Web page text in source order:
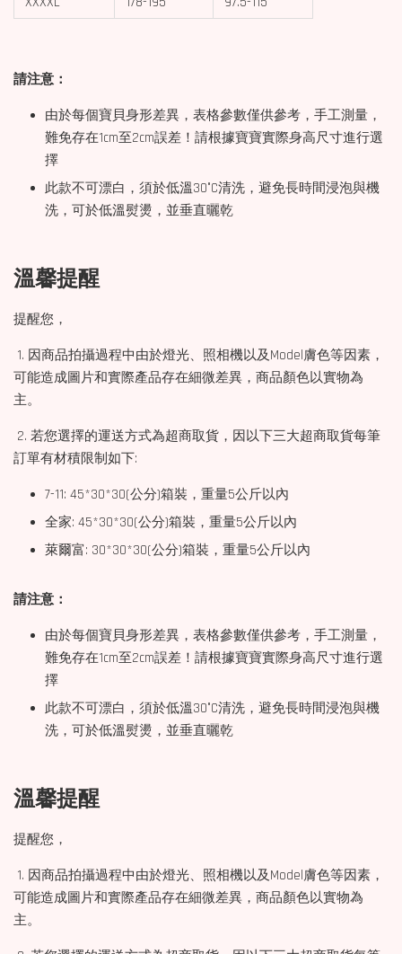
請注意：
由於每個寶貝身形差異，表格參數僅供參考，手工測量，
難免存在1cm至2cm誤差！請根據寶寶實際身高尺寸進行選
擇
此款不可漂白，須於低溫30°C清洗，避免長時間浸泡與機
洗，可於低溫熨燙，並垂直曬乾
溫馨提醒
提醒您，
1. 因商品拍攝過程中由於燈光、照相機以及Model膚色等因素，
可能造成圖片和實際產品存在細微差異，商品顏色以實物為
主。
2. 若您選擇的運送方式為超商取貨，因以下三大超商取貨每筆
訂單有材積限制如下:
7-11: 45*30*30(公分)箱裝，重量5公斤以內
全家: 45*30*30(公分)箱裝，重量5公斤以內
萊爾富: 30*30*30(公分)箱裝，重量5公斤以內
請注意：
由於每個寶貝身形差異，表格參數僅供參考，手工測量，
難免存在1cm至2cm誤差！請根據寶寶實際身高尺寸進行選
擇
此款不可漂白，須於低溫30°C清洗，避免長時間浸泡與機
洗，可於低溫熨燙，並垂直曬乾
溫馨提醒
提醒您，
1. 因商品拍攝過程中由於燈光、照相機以及Model膚色等因素，
可能造成圖片和實際產品存在細微差異，商品顏色以實物為
主。